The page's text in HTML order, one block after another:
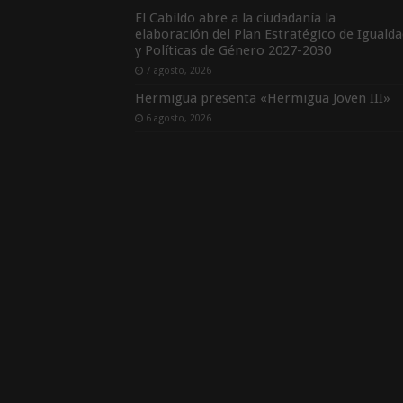
El Cabildo abre a la ciudadanía la
elaboración del Plan Estratégico de
y Políticas de Género 2027-2030
7 agosto, 2026
Hermigua presenta «Hermigua Joven III»
6 agosto, 2026